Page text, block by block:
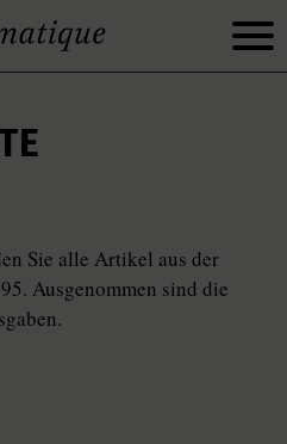
Sie alle Artikel aus der
Ausgenommen sind die